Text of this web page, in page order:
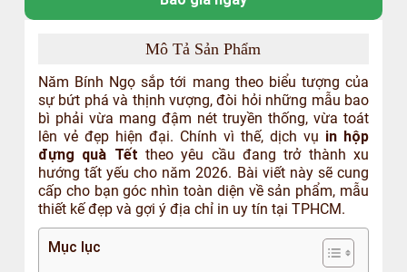
Mô Tả Sản Phẩm
Năm Bính Ngọ sắp tới mang theo biểu tượng của
sự bứt phá và thịnh vượng, đòi hỏi những mẫu bao
bì phải vừa mang đậm nét truyền thống, vừa toát
lên vẻ đẹp hiện đại. Chính vì thế, dịch vụ in hộp
đựng quà Tết theo yêu cầu đang trở thành xu
hướng tất yếu cho năm 2026. Bài viết này sẽ cung
cấp cho bạn góc nhìn toàn diện về sản phẩm, mẫu
thiết kế đẹp và gợi ý địa chỉ in uy tín tại TPHCM.
Mục lục